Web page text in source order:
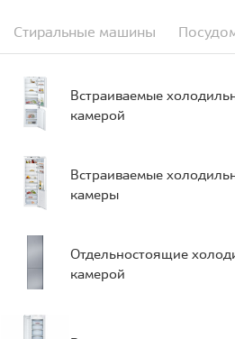
Стиральные машины
Встраиваемые
камерой
Встраиваемые
камеры
Отдельностоящие
камерой